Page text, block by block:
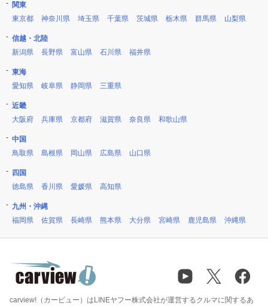
関東
東京都
神奈川県 埼玉県 千葉県 茨城県 栃木県 群馬県 山梨県
信越・北陸
新潟県
長野県 富山県 石川県 福井県
東海
愛知県
岐阜県 静岡県 三重県
近畿
大阪府
兵庫県 京都府 滋賀県 奈良県 和歌山県
中国
鳥取県
島根県 岡山県 広島県 山口県
四国
徳島県
香川県 愛媛県 高知県
九州・沖縄
福岡県
佐賀県 長崎県 熊本県 大分県 宮崎県 鹿児島県 沖縄県
carview!（カービュー）はLINEヤフー株式会社が運営するクルマに関するあ